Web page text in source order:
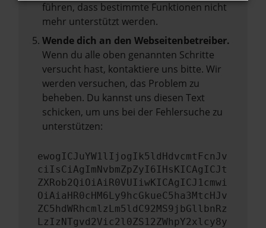
führen, dass bestimmte Funktionen nicht
mehr unterstützt werden.
Wende dich an den Webseitenbetreiber.
Wenn du alle oben genannten Schritte
versucht hast, kontaktiere uns bitte. Wir
werden versuchen, das Problem zu
beheben. Du kannst uns diesen Text
schicken, um uns bei der Fehlersuche zu
unterstützen:
ewogICJuYW1lIjogIk5ldHdvcmtFcnJv
ciIsCiAgImNvbmZpZyI6IHsKICAgICJt
ZXRob2QiOiAiR0VUIiwKICAgICJ1cmwi
OiAiaHR0cHM6Ly9hcGkueC5ha3MtcHJv
ZC5hdWRhcmlzLm5ldC92MS9jbGllbnRz
LzIzNTgvd2Vic2l0ZS12ZWhpY2xlcy8y